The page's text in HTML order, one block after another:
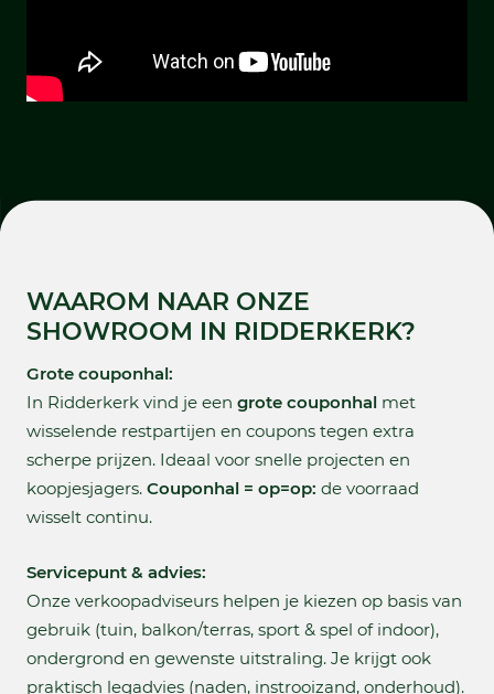
WAAROM NAAR ONZE
SHOWROOM IN RIDDERKERK?
Grote couponhal:
In Ridderkerk vind je een grote couponhal met
wisselende restpartijen en coupons tegen extra
scherpe prijzen. Ideaal voor snelle projecten en
koopjesjagers. Couponhal = op=op: de voorraad
wisselt continu.
Servicepunt & advies:
Onze verkoopadviseurs helpen je kiezen op basis van
gebruik (tuin, balkon/terras, sport & spel of indoor),
ondergrond en gewenste uitstraling. Je krijgt ook
praktisch legadvies (naden, instrooizand, onderhoud).